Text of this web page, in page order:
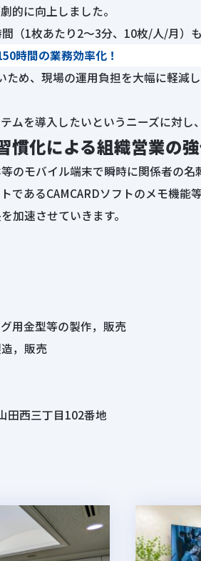
的に向上しました。
（1枚あたり2～3分、10枚/人/月）
時間の業務効率化！
め、現場の運用負担を大幅に軽減
ムを導入したいというニーズに対
慣化による組織営業の
のモバイル端末で瞬時に関係者の
であるCAMCARDソフトのメモ機
加速させていきます。
用金型等の製作，販売
，販売
田西三丁目102番地